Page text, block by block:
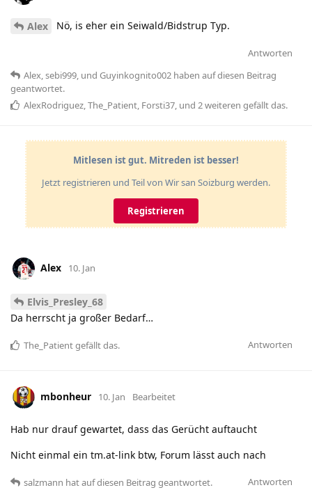
Alex Nö, is eher ein Seiwald/Bidstrup Typ.
Antworten
Alex,sebi999, und Guyinkognito002 haben auf diesen Beitrag
geantwortet.
AlexRodriguez,The_Patient, Forsti37, und 2weiteren gefällt das.
Mitlesen ist gut. Mitreden ist besser!
Jetzt registrieren und Teil von Wir san Soizburg werden.
Registrieren
Alex 10. Jan
Elvis_Presley_68
Da herrscht ja großer Bedarf…
Antworten
The_Patientgefällt das.
mbonheur 10. Jan Bearbeitet
Hab nur drauf gewartet, dass das Gerücht auftaucht
Nicht einmal ein tm.at-link btw, Forum lässt auch nach
Antworten
salzmann hatauf diesen Beitrag geantwortet.